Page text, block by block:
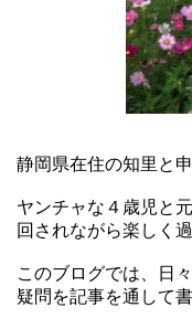
静岡県在住の知里と申
ヤンチャな４歳児と
回されながら楽しく
このブログでは、日
疑問を記事を通して